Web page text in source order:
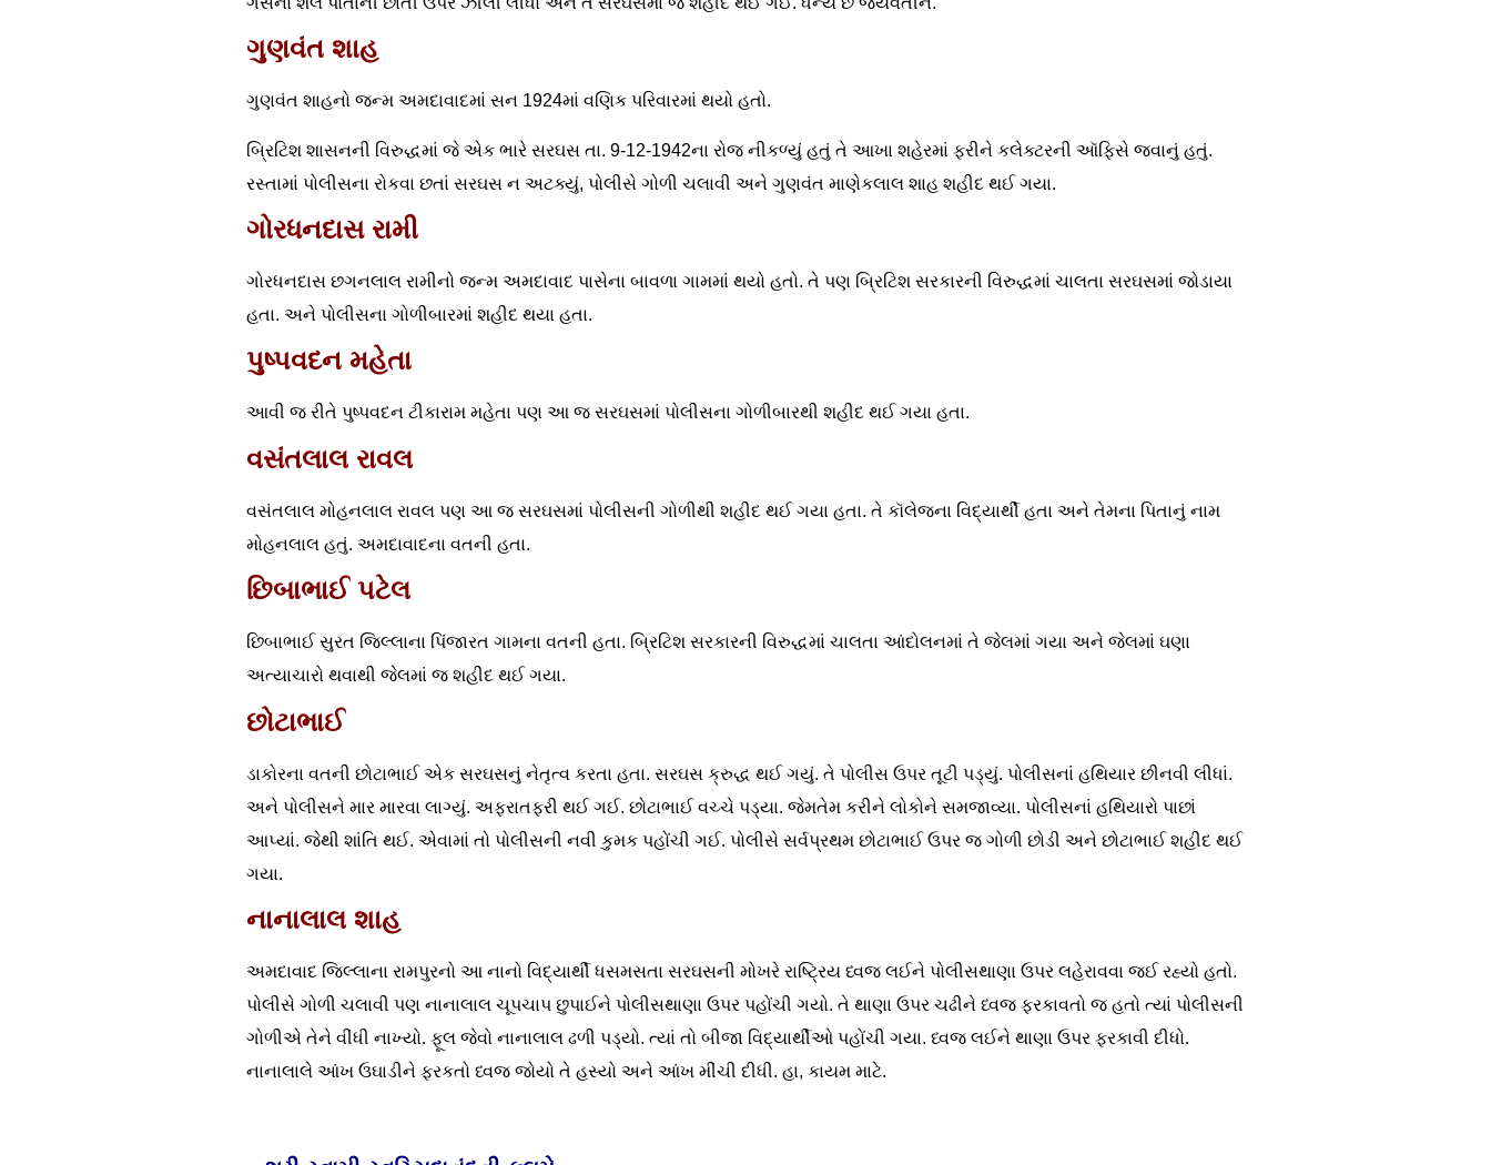
ગુણવંત શાહ
ગુણવંત શાહનો જન્મ અમદાવાદમાં સન 1924માં વણિક પરિવારમાં થયો હતો.
બ્રિટિશ શાસનની વિરુદ્ધમાં જે એક ભારે સરઘસ તા. 9-12-1942ના રોજ નીકળ્યું હતું તે આખા શહેરમાં ફરીને કલેક્ટરની ઑફિસે જવાનું હતું.
રસ્તામાં પોલીસના રોકવા છતાં સરઘસ ન અટક્યું, પોલીસે ગોળી ચલાવી અને ગુણવંત માણેકલાલ શાહ શહીદ થઈ ગયા.
ગોરધનદાસ રામી
ગોરધનદાસ છગનલાલ રામીનો જન્મ અમદાવાદ પાસેના બાવળા ગામમાં થયો હતો. તે પણ બ્રિટિશ સરકારની વિરુદ્ધમાં ચાલતા સરઘસમાં જોડાયા
હતા. અને પોલીસના ગોળીબારમાં શહીદ થયા હતા.
પુષ્પવદન મહેતા
આવી જ રીતે પુષ્પવદન ટીકારામ મહેતા પણ આ જ સરઘસમાં પોલીસના ગોળીબારથી શહીદ થઈ ગયા હતા.
વસંતલાલ રાવલ
વસંતલાલ મોહનલાલ રાવલ પણ આ જ સરઘસમાં પોલીસની ગોળીથી શહીદ થઈ ગયા હતા. તે કૉલેજના વિદ્યાર્થી હતા અને તેમના પિતાનું નામ
મોહનલાલ હતું. અમદાવાદના વતની હતા.
છિબાભાઈ પટેલ
છિબાભાઈ સુરત જિલ્લાના પિંજારત ગામના વતની હતા. બ્રિટિશ સરકારની વિરુદ્ધમાં ચાલતા આંદોલનમાં તે જેલમાં ગયા અને જેલમાં ઘણા
અત્યાચારો થવાથી જેલમાં જ શહીદ થઈ ગયા.
છોટાભાઈ
ડાકોરના વતની છોટાભાઈ એક સરઘસનું નેતૃત્વ કરતા હતા. સરઘસ ક્રુદ્ધ થઈ ગયું. તે પોલીસ ઉપર તૂટી પડ્યું. પોલીસનાં હથિયાર છીનવી લીધાં.
અને પોલીસને માર મારવા લાગ્યું. અફરાતફરી થઈ ગઈ. છોટાભાઈ વચ્ચે પડ્યા. જેમતેમ કરીને લોકોને સમજાવ્યા. પોલીસનાં હથિયારો પાછાં
આપ્યાં. જેથી શાંતિ થઈ. એવામાં તો પોલીસની નવી કુમક પહોંચી ગઈ. પોલીસે સર્વપ્રથમ છોટાભાઈ ઉપર જ ગોળી છોડી અને છોટાભાઈ શહીદ થઈ
ગયા.
નાનાલાલ શાહ
અમદાવાદ જિલ્લાના રામપુરનો આ નાનો વિદ્યાર્થી ધસમસતા સરઘસની મોખરે રાષ્ટ્રિય ધ્વજ લઈને પોલીસથાણા ઉપર લહેરાવવા જઈ રહ્યો હતો.
પોલીસે ગોળી ચલાવી પણ નાનાલાલ ચૂપચાપ છુપાઈને પોલીસથાણા ઉપર પહોંચી ગયો. તે થાણા ઉપર ચઢીને ધ્વજ ફરકાવતો જ હતો ત્યાં પોલીસની
ગોળીએ તેને વીંધી નાખ્યો. ફૂલ જેવો નાનાલાલ ઢળી પડ્યો. ત્યાં તો બીજા વિદ્યાર્થીઓ પહોંચી ગયા. ધ્વજ લઈને થાણા ઉપર ફરકાવી દીધો.
નાનાલાલે આંખ ઉઘાડીને ફરકતો ધ્વજ જોયો તે હસ્યો અને આંખ મીંચી દીધી. હા, કાયમ માટે.